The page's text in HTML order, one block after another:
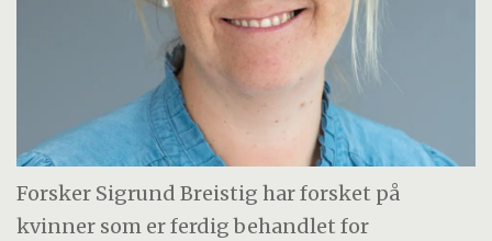
Forsker Sigrund Breistig har forsket på
kvinner som er ferdig behandlet for